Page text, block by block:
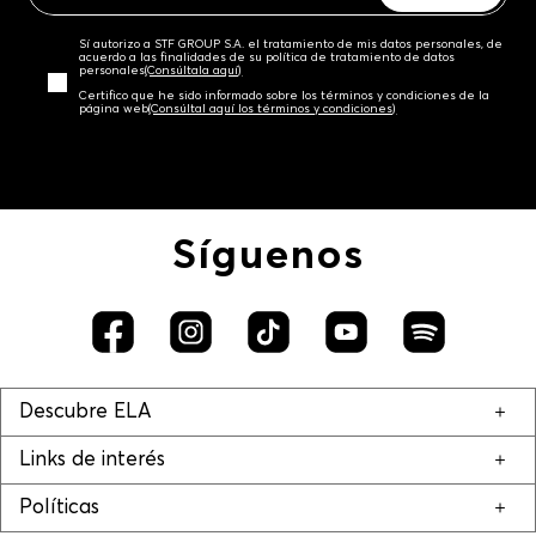
Sí autorizo a STF GROUP S.A. el tratamiento de mis datos personales, de
acuerdo a las finalidades de su política de tratamiento de datos
personales‎(Consúltala aquí)
Certifico que he sido informado sobre los términos y condiciones de la
página web‎(Consúltal aquí los términos y condiciones)
Síguenos
Descubre ELA
Links de interés
Políticas